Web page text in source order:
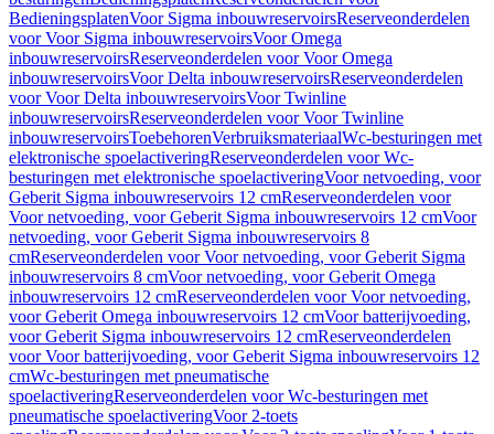
BedieningsplatenVoor Sigma inbouwreservoirsReserveonderdelen
voor Voor Sigma inbouwreservoirsVoor Omega
inbouwreservoirsReserveonderdelen voor Voor Omega
inbouwreservoirsVoor Delta inbouwreservoirsReserveonderdelen
voor Voor Delta inbouwreservoirsVoor Twinline
inbouwreservoirsReserveonderdelen voor Voor Twinline
inbouwreservoirsToebehorenVerbruiksmateriaalWc-besturingen met
elektronische spoelactiveringReserveonderdelen voor Wc-
besturingen met elektronische spoelactiveringVoor netvoeding, voor
Geberit Sigma inbouwreservoirs 12 cmReserveonderdelen voor
Voor netvoeding, voor Geberit Sigma inbouwreservoirs 12 cmVoor
netvoeding, voor Geberit Sigma inbouwreservoirs 8
cmReserveonderdelen voor Voor netvoeding, voor Geberit Sigma
inbouwreservoirs 8 cmVoor netvoeding, voor Geberit Omega
inbouwreservoirs 12 cmReserveonderdelen voor Voor netvoeding,
voor Geberit Omega inbouwreservoirs 12 cmVoor batterijvoeding,
voor Geberit Sigma inbouwreservoirs 12 cmReserveonderdelen
voor Voor batterijvoeding, voor Geberit Sigma inbouwreservoirs 12
cmWc-besturingen met pneumatische
spoelactiveringReserveonderdelen voor Wc-besturingen met
pneumatische spoelactiveringVoor 2-toets